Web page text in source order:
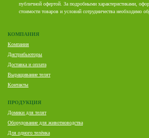
публичной офертой. За подробными характеристиками,
стоимости товаров и условий сотрудничества необходимо
КОМПАНИЯ
Компания
Дистрибьюторы
Доставка и оплата
Выращивание телят
Контакты
ПРОДУКЦИЯ
Домики для телят
Оборудование для животноводства
Для одного телёнка